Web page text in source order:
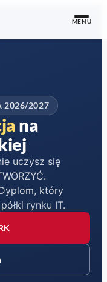
MENU
2026/2027
na
uczysz się
który
rynku IT.
w nowym oknie)